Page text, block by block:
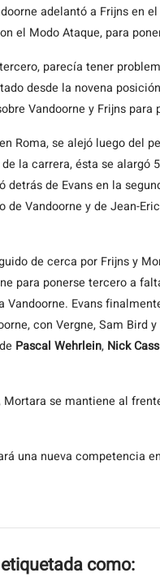
adelantó a Frijns en
el Modo Ataque, para
parecía tener
desde la novena
Vandoorne y Frijns para
Roma, se alejó luego del
la carrera, ésta se alargó
de Evans en la
Vandoorne y de Jean-
de cerca por Frijns y
para ponerse tercero a
Vandoorne. Evans
con Vergne, Sam
Pascal Wehrlein, Nick
se mantiene al
una nueva competencia
como: